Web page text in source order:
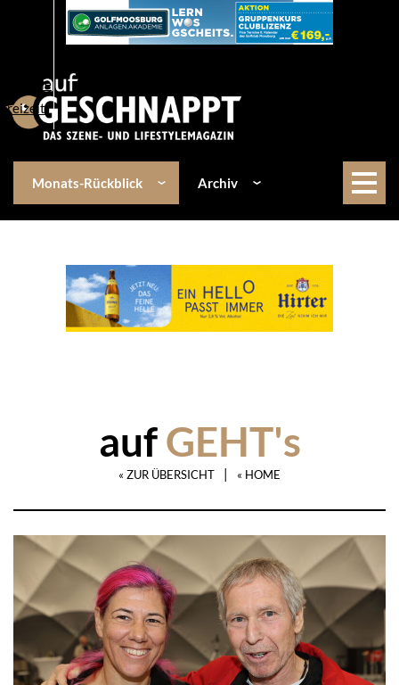
Lifestyle
Freizeit
Monats-Rückblick Archiv
aufGEHT's
« ZUR ÜBERSICHT | « HOME